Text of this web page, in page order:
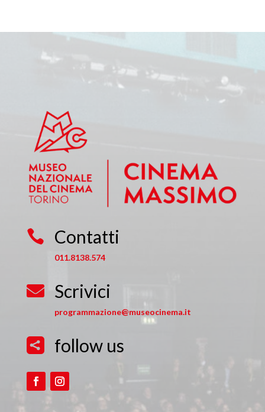
 Contatti
011.8138.574
 Scrivici
programmazione@museocinema.it
 follow us